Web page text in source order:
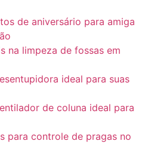
de aniversário para amiga
na limpeza de fossas em
ideal para suas
de coluna ideal para
para controle de pragas no